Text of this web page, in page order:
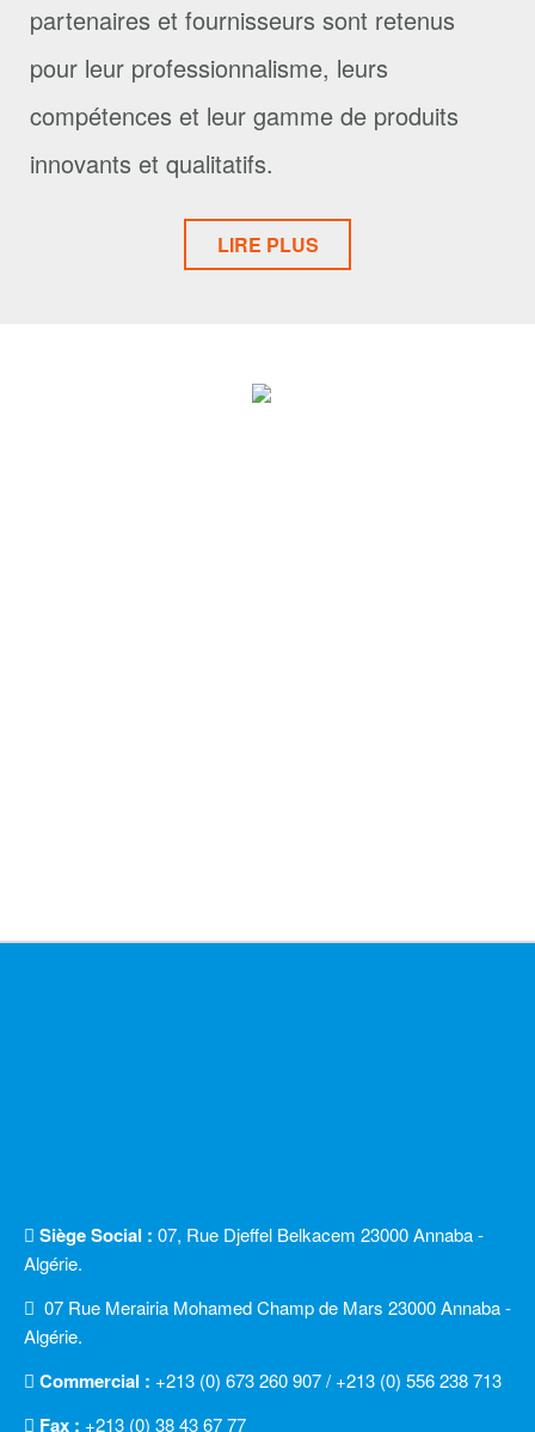
partenaires et fournisseurs sont retenus
pour leur professionnalisme, leurs
compétences et leur gamme de produits
innovants et qualitatifs.
LIRE PLUS
Siège Social : 07, Rue Djeffel Belkacem 23000 Annaba -
Algérie.
07 Rue Merairia Mohamed Champ de Mars 23000 Annaba -
Algérie.
Commercial : +213 (0) 673 260 907 / +213 (0) 556 238 713
Fax : +213 (0) 38 43 67 77